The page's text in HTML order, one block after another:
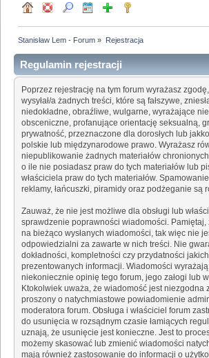
Stanisław Lem - Forum » Rejestracja
Regulamin rejestracji
Poprzez rejestrację na tym forum wyrażasz
wysyłał/a żadnych treści, które są fałszywe,
niedokładne, obraźliwe, wulgarne, wyrażające
obsceniczne, profanujące orientację seksualną,
prywatność, przeznaczone dla dorosłych lub
polskie lub międzynarodowe prawo. Wyrażasz
niepublikowanie żadnych materiałów
o ile nie posiadasz praw do tych materiałów lub
właściciela praw do tych materiałów.
reklamy, łańcuszki, piramidy oraz podżeganie są
Zauważ, że nie jest możliwe dla obsługi lub
sprawdzenie poprawności wiadomości.
na bieżąco wysłanych wiadomości, tak więc nie
odpowiedzialni za zawarte w nich treści. Nie
dokładności, kompletności czy przydatności
prezentowanych informacji. Wiadomości
niekoniecznie opinię tego forum, jego załogi lub
Ktokolwiek uważa, że wiadomość jest niezgodna
proszony o natychmiastowe powiadomienie
moderatora forum. Obsługa i właściciel forum
do usunięcia w rozsądnym czasie łamiących
uznają, że usunięcie jest konieczne. Jest to
możemy skasować lub zmienić wiadomości
mają również zastosowanie do informacji o